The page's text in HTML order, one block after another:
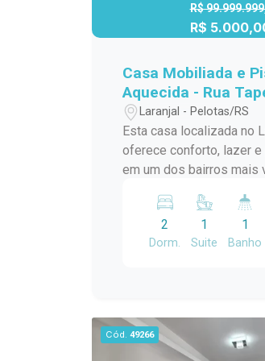
R$
R$
Casa Mobiliada e
Aquecida - Rua
Laranjal
Laranjal - Pelotas/RS
Esta casa localizada no
oferece conforto, lazer e
em um dos bairros mais
ambientes amplos, é
busca morar bem, com
tranquilidade. Características do imóvel:
integrada, prática e
mobiliada. Ampla sala
2
Dorm.
1
Suite
1
Banho
Cód. 49266